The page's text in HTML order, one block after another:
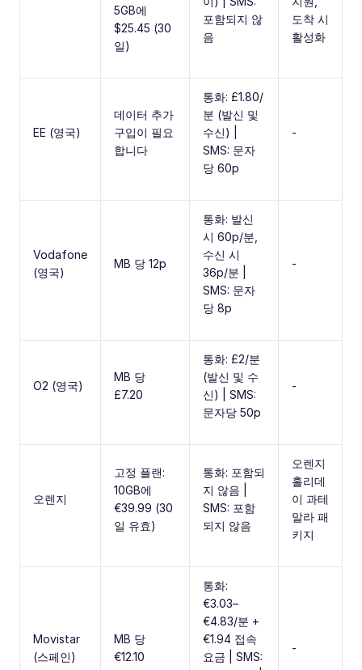
5GB에
$25.45 (30
일)
포함되지 않
음
도착 시
활성화
EE (영국)
데이터 추가
구입이 필요
합니다
통화: £1.80/
분 (발신 및
수신) |
SMS: 문자
당 60p
-
Vodafone
(영국)
MB 당 12p
통화: 발신
시 60p/분,
수신 시
36p/분 |
SMS: 문자
당 8p
-
O2 (영국)
MB 당
£7.20
통화: £2/분
(발신 및 수
신) | SMS:
문자당 50p
-
오렌지
고정 플랜:
10GB에
€39.99 (30
일 유효)
통화: 포함되
지 않음 |
SMS: 포함
되지 않음
오렌지
홀리데
이 과테
말라 패
키지
Movistar
(스페인)
MB 당
€12.10
통화:
€3.03–
€4.83/분 +
€1.94 접속
요금 | SMS:
-